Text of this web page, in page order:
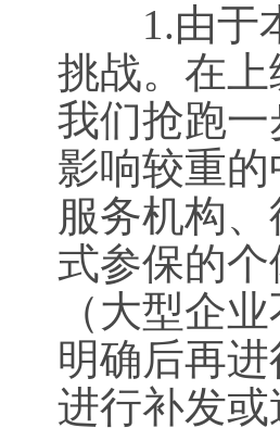
1.由于本
挑战。在
我们抢跑
影响较重
服务机构
式参保的
（大型企
明确后再
进行补发或